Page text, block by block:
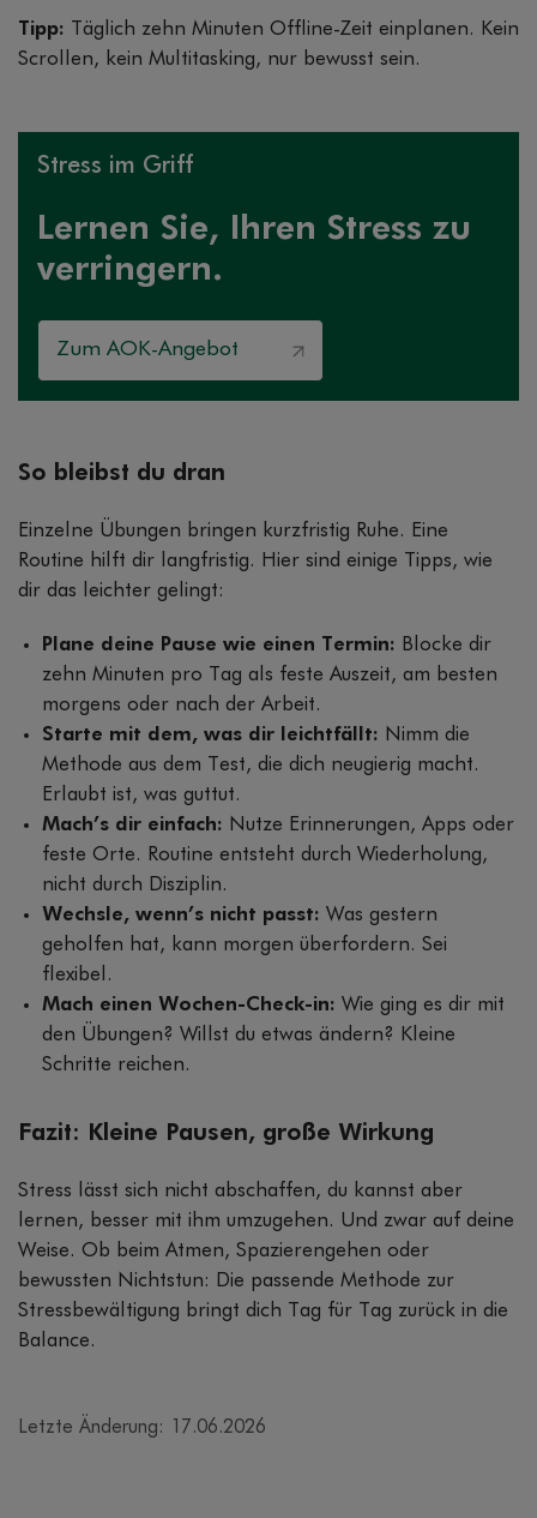
Tipp: Täglich zehn Minuten Offline-Zeit einplanen. Kein
Scrollen, kein Multitasking, nur bewusst sein.
Stress im Griff
Lernen Sie, Ihren Stress zu
verringern.
Zum AOK-Angebot
So bleibst du dran
Einzelne Übungen bringen kurzfristig Ruhe. Eine
Routine hilft dir langfristig. Hier sind einige Tipps, wie
dir das leichter gelingt:
Plane deine Pause wie einen Termin: Blocke dir
zehn Minuten pro Tag als feste Auszeit, am besten
morgens oder nach der Arbeit.
Starte mit dem, was dir leichtfällt: Nimm die
Methode aus dem Test, die dich neugierig macht.
Erlaubt ist, was guttut.
Mach’s dir einfach: Nutze Erinnerungen, Apps oder
feste Orte. Routine entsteht durch Wiederholung,
nicht durch Disziplin.
Wechsle, wenn’s nicht passt: Was gestern
geholfen hat, kann morgen überfordern. Sei
flexibel.
Mach einen Wochen-Check-in: Wie ging es dir mit
den Übungen? Willst du etwas ändern? Kleine
Schritte reichen.
Fazit: Kleine Pausen, große Wirkung
Stress lässt sich nicht abschaffen, du kannst aber
lernen, besser mit ihm umzugehen. Und zwar auf deine
Weise. Ob beim Atmen, Spazierengehen oder
bewussten Nichtstun: Die passende Methode zur
Stressbewältigung bringt dich Tag für Tag zurück in die
Balance.
Letzte Änderung: 17.06.2026